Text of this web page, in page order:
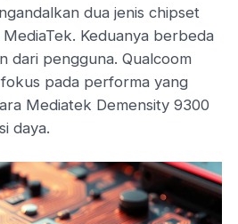
dua jenis chipset
Keduanya berbeda
dari pengguna. Qualcoom
pada performa yang
Mediatek Demensity 9300
daya.